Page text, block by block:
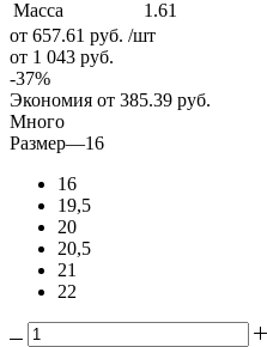
Масса
1.61
от 657.61 руб. /шт
от 1 043 руб.
-37%
Экономия от 385.39 руб.
Много
Размер—16
16
19,5
20
20,5
21
22